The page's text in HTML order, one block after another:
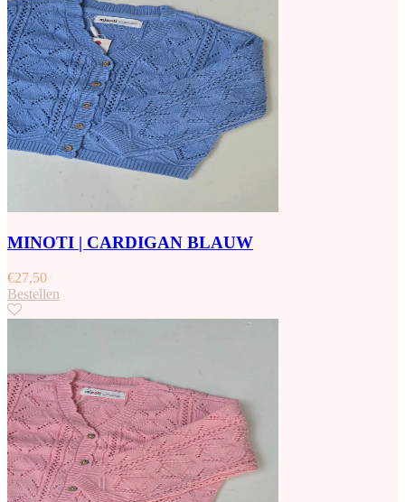
MINOTI | CARDIGAN BLAUW
€27,50
Bestellen